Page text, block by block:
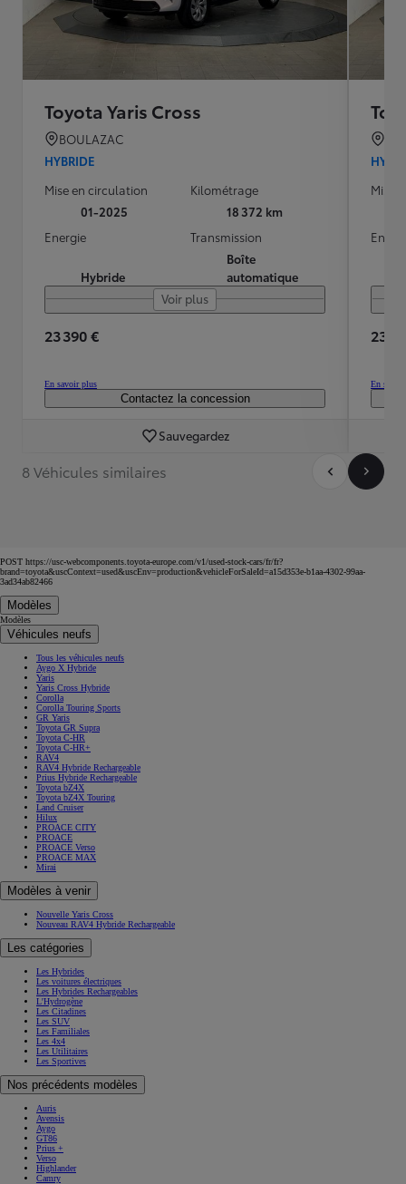
Toyota Yaris Cross
BOULAZAC
HYBRIDE
Mise en circulation
01-2025
Kilométrage
18 372 km
Energie
Hybride
Transmission
Boîte
automatique
Voir plus
23 390 €
En savoir plus
Contactez la concession
Sauvegardez
Mise
23
En
8 Véhicules similaires
POST https://usc-webcomponents.toyota-europe.com/v1/used-stock-cars/fr/fr?
brand=toyota&uscContext=used&uscEnv=production&vehicleForSaleId=a15d353e-b1aa-4302-99aa-
3ad34ab82466
Modèles
Modèles
Véhicules neufs
Tous les véhicules neufs
Aygo X Hybride
Yaris
Yaris Cross Hybride
Corolla
Corolla Touring Sports
GR Yaris
Toyota GR Supra
Toyota C-HR
Toyota C-HR+
RAV4
RAV4 Hybride Rechargeable
Prius Hybride Rechargeable
Toyota bZ4X
Toyota bZ4X Touring
Land Cruiser
Hilux
PROACE CITY
PROACE
PROACE Verso
PROACE MAX
Mirai
Modèles à venir
Nouvelle Yaris Cross
Nouveau RAV4 Hybride Rechargeable
Les catégories
Les Hybrides
Les voitures électriques
Les Hybrides Rechargeables
L'Hydrogène
Les Citadines
Les SUV
Les Familiales
Les 4x4
Les Utilitaires
Les Sportives
Nos précédents modèles
Auris
Avensis
Aygo
GT86
Prius +
Verso
Highlander
Camry